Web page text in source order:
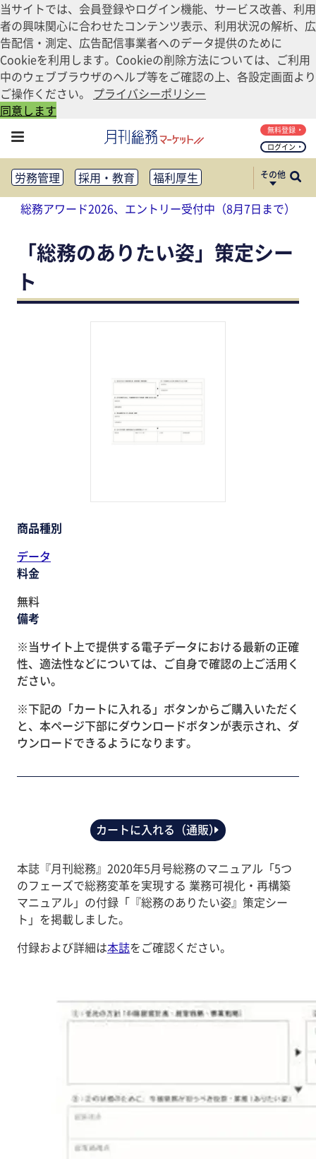
当サイトでは、会員登録やログイン機能、サービス改善、利用
者の興味関心に合わせたコンテンツ表示、利用状況の解析、広
告配信・測定、広告配信事業者へのデータ提供のために
Cookieを利用します。Cookieの削除方法については、ご利用
中のウェブブラウザのヘルプ等をご確認の上、各設定画面より
ご操作ください。 プライバシーポリシー
同意します
ログイン
無料登録
労務管理 採用・教育
福利厚生
健康経営
働き方改革
法務・コンプライアンス
リスクマネジメント・BCP
社外・社内広報
社外・社内コミュニケーション活性化
FM・オフィス移転
CSR・SDGs
その他
総務アワード2026、エントリー受付中（8月7日まで）
「総務のありたい姿」策定シー
ト
商品種別
データ
料金
無料
備考
※当サイト上で提供する電子データにおける最新の正確
性、適法性などについては、ご自身で確認の上ご活用く
ださい。
※下記の「カートに入れる」ボタンからご購入いただく
と、本ページ下部にダウンロードボタンが表示され、ダ
ウンロードできるようになります。
カートに入れる（通販）
本誌『月刊総務』2020年5月号総務のマニュアル「5つ
のフェーズで総務変革を実現する 業務可視化・再構築
マニュアル」の付録「『総務のありたい姿』策定シー
ト」を掲載しました。
付録および詳細は本誌をご確認ください。